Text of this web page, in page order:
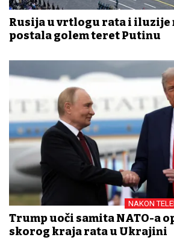
Rusija u vrtlogu rata i
postala golem teret Putinu
NAKON
Trump uoči samita NATO-a
skorog kraja rata u Ukrajini